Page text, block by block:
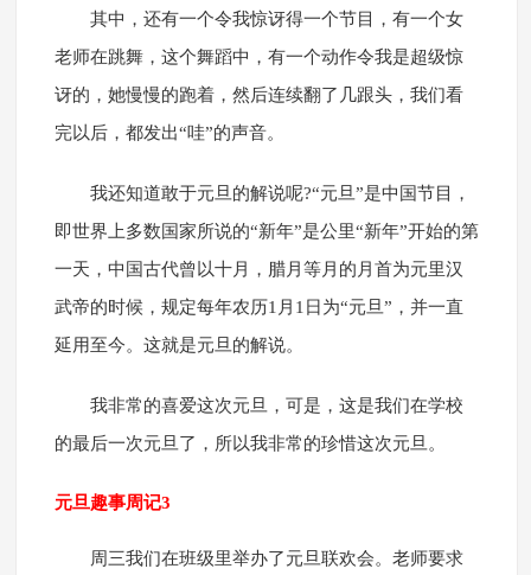
其中，还有一个令我惊讶得一个节目，有一个女
老师在跳舞，这个舞蹈中，有一个动作令我是超级惊
讶的，她慢慢的跑着，然后连续翻了几跟头，我们看
完以后，都发出“哇”的声音。
我还知道敢于元旦的解说呢?“元旦”是中国节目，
即世界上多数国家所说的“新年”是公里“新年”开始的第
一天，中国古代曾以十月，腊月等月的月首为元里汉
武帝的时候，规定每年农历1月1日为“元旦”，并一直
延用至今。这就是元旦的解说。
我非常的喜爱这次元旦，可是，这是我们在学校
的最后一次元旦了，所以我非常的珍惜这次元旦。
元旦趣事周记3
周三我们在班级里举办了元旦联欢会。老师要求